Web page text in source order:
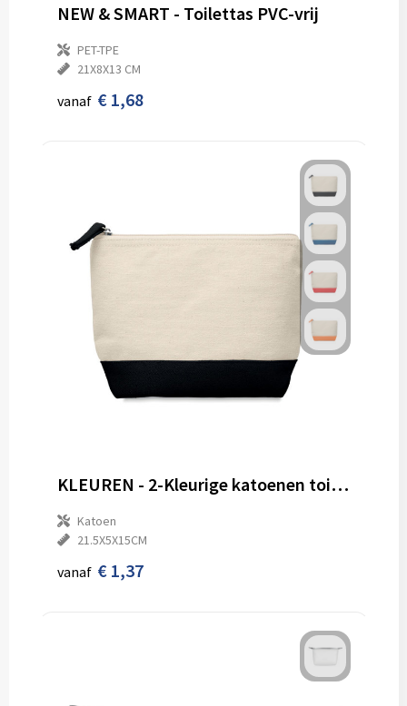
NEW & SMART - Toilettas PVC-vrij
PET-TPE
21X8X13 CM
vanaf € 1,68
KLEUREN - 2-Kleurige katoenen toilettas
Katoen
21.5X5X15CM
vanaf € 1,37